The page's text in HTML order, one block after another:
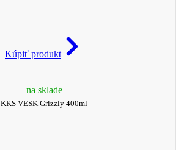
Kúpiť produkt
na sklade
KKS VESK Grizzly 400ml